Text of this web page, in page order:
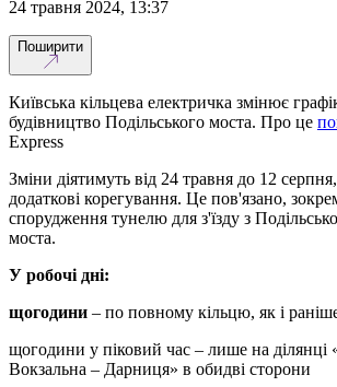
24 травня 2024, 13:37
Поширити
Київська кільцева електричка змінює
будівництво Подільського моста. Про це
Express
Зміни діятимуть від 24 травня до 12
додаткові корегування. Це пов'язано,
спорудження тунелю для з'їзду з
моста.
У робочі дні:
щогодини – по повному кільцю, як і
щогодини у піковий час – лише на
Вокзальна – Дарниця» в обидві сторони